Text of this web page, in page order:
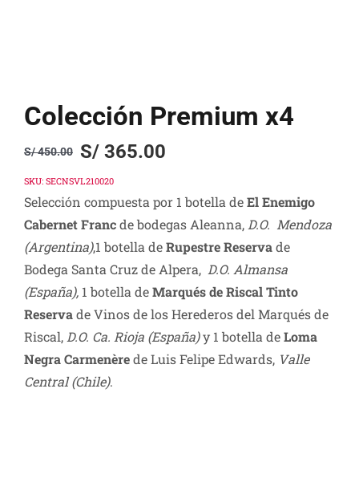
Colección Premium x4
S/450.00
Original
price
was:
S/ 450.00.
S/365.00
Current
price
is:
S/ 365.00.
SKU: SECNSVL210020
Selección compuesta por 1 botella deEl Enemigo
Cabernet Francde bodegas Aleanna, D.O. Mendoza
(Argentina),1 botella deRupestre Reservade
Bodega Santa Cruz de Alpera, D.O. Almansa
(España), 1 botella deMarqués de Riscal Tinto
Reservade Vinos de los Herederos del Marqués de
Riscal, D.O. Ca. Rioja (España)y 1 botella deLoma
Negra Carmenèrede Luis Felipe Edwards, Valle
Central (Chile).